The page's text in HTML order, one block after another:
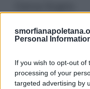
Personal
If you wish to opt-out of
processing of your
targeted advertising by
Ricerca